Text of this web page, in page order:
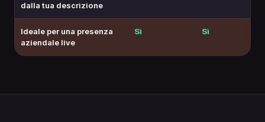
dalla tua descrizione
Ideale per una presenza
aziendale live
Sì Sì